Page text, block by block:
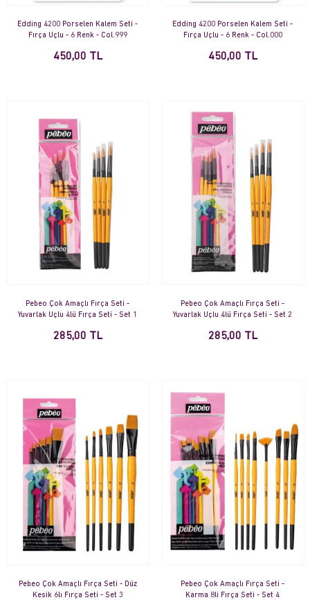
Edding 4200 Porselen Kalem Seti -
Fırça Uçlu - 6 Renk - Col.999
450,00 TL
Edding 4200 Porselen Kalem Seti -
Fırça Uçlu - 6 Renk - Col.000
450,00 TL
Pebeo Çok Amaçlı Fırça Seti -
Yuvarlak Uçlu 4lü Fırça Seti - Set 1
285,00 TL
Pebeo Çok Amaçlı Fırça Seti -
Yuvarlak Uçlu 4lü Fırça Seti - Set 2
285,00 TL
Pebeo Çok Amaçlı Fırça Seti - Düz
Kesik 6lı Fırça Seti - Set 3
Pebeo Çok Amaçlı Fırça Seti -
Karma 8li Fırça Seti - Set 4